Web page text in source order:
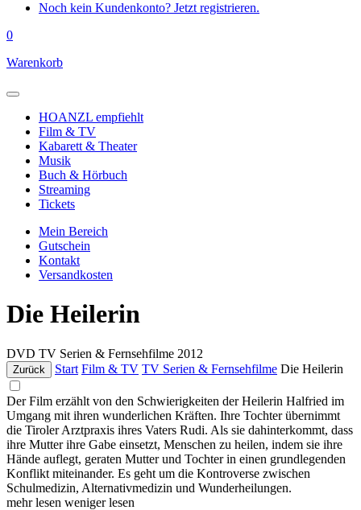
Noch kein Kundenkonto? Jetzt registrieren.
0
Warenkorb
HOANZL empfiehlt
Film & TV
Kabarett & Theater
Musik
Buch & Hörbuch
Streaming
Tickets
Mein Bereich
Gutschein
Kontakt
Versandkosten
Die Heilerin
DVD TV Serien & Fernsehfilme 2012
Zurück Start Film & TV TV Serien & Fernsehfilme Die Heilerin
Der Film erzählt von den Schwierigkeiten der Heilerin Halfried im
Umgang mit ihren wunderlichen Kräften. Ihre Tochter übernimmt
die Tiroler Arztpraxis ihres Vaters Rudi. Als sie dahinterkommt, dass
ihre Mutter ihre Gabe einsetzt, Menschen zu heilen, indem sie ihre
Hände auflegt, geraten Mutter und Tochter in einen grundlegenden
Konflikt miteinander. Es geht um die Kontroverse zwischen
Schulmedizin, Alternativmedizin und Wunderheilungen.
mehr lesen weniger lesen